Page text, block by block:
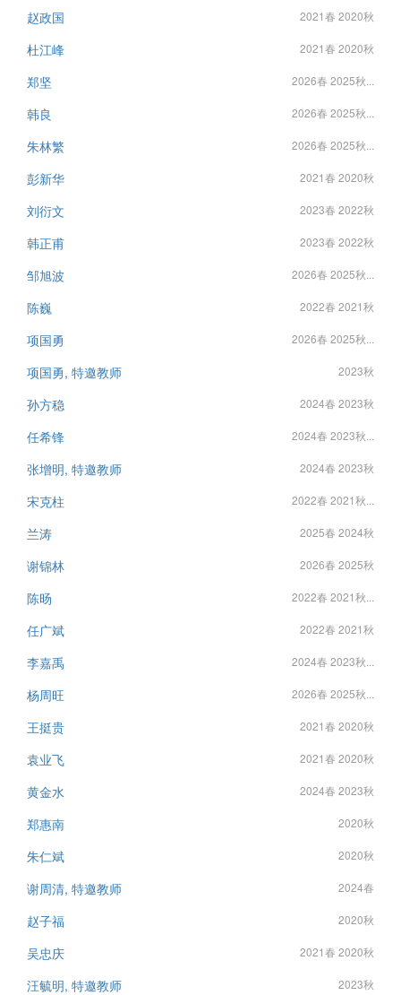
赵政国 2021春 2020秋
杜江峰 2021春 2020秋
郑坚 2026春 2025秋...
韩良 2026春 2025秋...
朱林繁 2026春 2025秋...
彭新华 2021春 2020秋
刘衍文 2023春 2022秋
韩正甫 2023春 2022秋
邹旭波 2026春 2025秋...
陈巍 2022春 2021秋
项国勇 2026春 2025秋...
项国勇, 特邀教师 2023秋
孙方稳 2024春 2023秋
任希锋 2024春 2023秋...
张增明, 特邀教师 2024春 2023秋
宋克柱 2022春 2021秋...
兰涛 2025春 2024秋
谢锦林 2026春 2025秋
陈旸 2022春 2021秋...
任广斌 2022春 2021秋
李嘉禹 2024春 2023秋...
杨周旺 2026春 2025秋...
王挺贵 2021春 2020秋
袁业飞 2021春 2020秋
黄金水 2024春 2023秋
郑惠南 2020秋
朱仁斌 2020秋
谢周清, 特邀教师 2024春
赵子福 2020秋
吴忠庆 2021春 2020秋
汪毓明, 特邀教师 2023秋